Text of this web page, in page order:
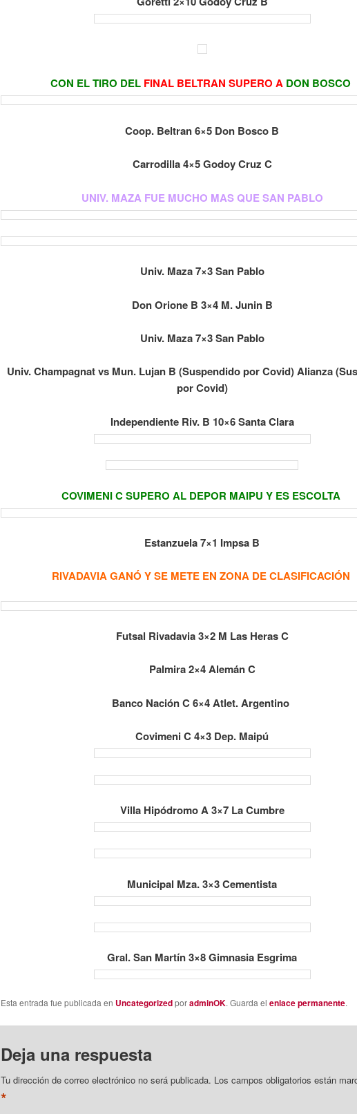
CON EL TIRO DEL FINAL BELTRAN SUPERO A DON BOSCO
Coop. Beltran 6×5 Don Bosco B
Carrodilla 4×5 Godoy Cruz C
UNIV. MAZA FUE MUCHO MAS QUE SAN PABLO
Univ. Maza 7×3 San Pablo
Don Orione B 3×4 M. Junin B
Univ. Maza 7×3 San Pablo
Univ. Champagnat vs Mun. Lujan B (Suspendido por Covid) Alianza
por Covid)
Independiente Riv. B 10×6 Santa Clara
COVIMENI C SUPERO AL DEPOR MAIPU Y ES ESCOLTA
Estanzuela 7×1 Impsa B
RIVADAVIA GANÓ Y SE METE EN ZONA DE CLASIFICACIÓN
Futsal Rivadavia 3×2 M Las Heras C
Palmira 2×4 Alemán C
Banco Nación C 6×4 Atlet. Argentino
Covimeni C 4×3 Dep. Maipú
Villa Hipódromo A 3×7 La Cumbre
Municipal Mza. 3×3 Cementista
Gral. San Martín 3×8 Gimnasia Esgrima
Esta entrada fue publicada en UncategorizedporadminOK. Guarda el enlace permanente.
Deja una respuesta
Tu dirección de correo electrónico no será publicada. Los campos obligatorios están
*